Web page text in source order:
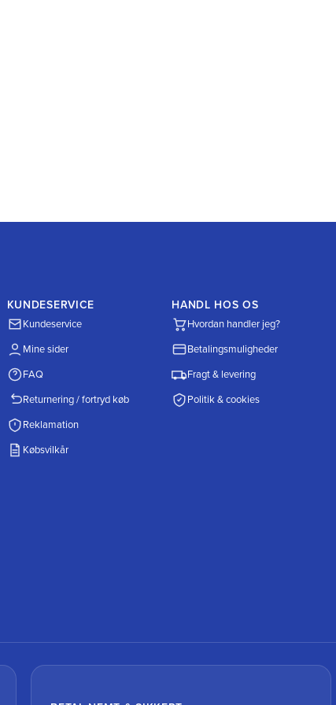
KUNDESERVICE
Kundeservice
Mine sider
FAQ
Returnering / fortryd køb
Reklamation
Købsvilkår
HANDL HOS OS
Hvordan handler jeg?
Betalingsmuligheder
Fragt & levering
Politik & cookies